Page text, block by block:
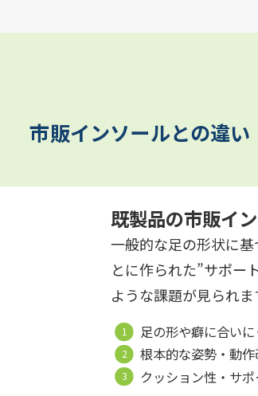
市販インソールとの違い
既製品の市販イ
一般的な足の形状に
とに作られた”サポー
ような課題が見られま
足の形や癖に合いに
根本的な姿勢・動
クッション性・サ